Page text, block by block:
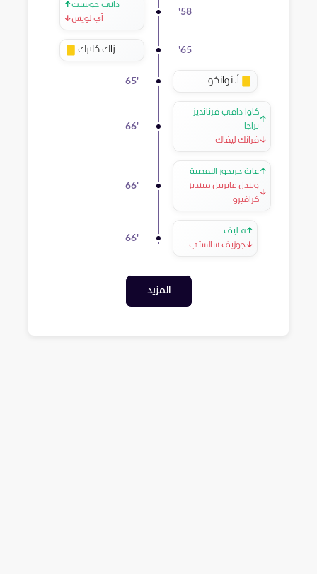
58
'
↑داني جوسيت
↓آي لويس
65
' زاك كلارك
أ. نوانكو 65'
↑
كاوا دافي فرنانديز
براجا
↓فرانك ليفاك
66'
↑غابة جريجور النفضية
↓
ويندل غابرييل مينديز
كرافيرو
66'
↑ه. ليف
↓جوزيف سالستي
66'
المزيد